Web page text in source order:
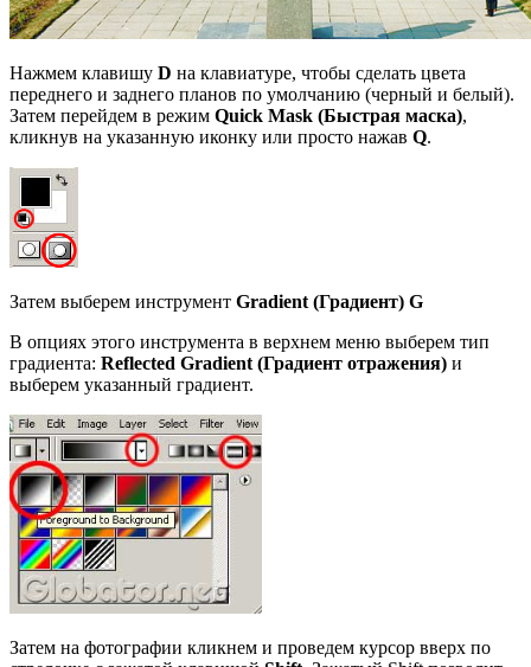
Нажмем клавишу D на клавиатуре, чтобы сделать цвета
переднего и заднего планов по умолчанию (черный и белый).
Затем перейдем в режим Quick Mask (Быстрая маска),
кликнув на указанную иконку или просто нажав Q.
Затем выберем инструмент Gradient (Градиент) G
В опциях этого инструмента в верхнем меню выберем тип
градиента: Reflected Gradient (Градиент отражения) и
выберем указанный градиент.
Затем на фотографии кликнем и проведем курсор вверх по